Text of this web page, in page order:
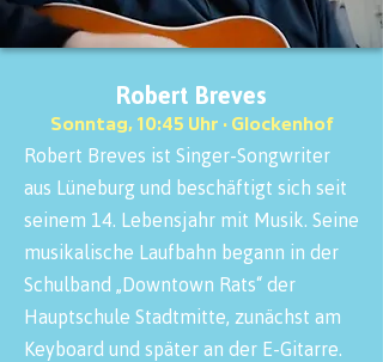
Robert Breves
Sonntag, 10:45 Uhr · Glockenhof
Robert Breves ist Singer-Songwriter
aus Lüneburg und beschäftigt sich seit
seinem 14. Lebensjahr mit Musik. Seine
musikalische Laufbahn begann in der
Schulband „Downtown Rats“ der
Hauptschule Stadtmitte, zunächst am
Keyboard und später an der E-Gitarre.